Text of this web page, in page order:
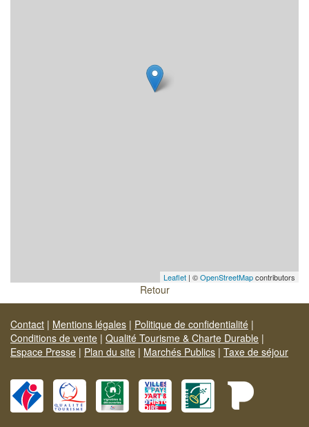
Leaflet | ©OpenStreetMapcontributors
Retour
Contact | Mentions légales | Politique de confidentialité |
Conditions de vente | Qualité Tourisme & Charte Durable |
Espace Presse | Plan du site | Marchés Publics | Taxe de séjour